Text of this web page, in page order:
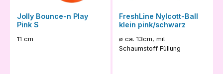
Jolly Bounce-n Play
Pink S
11 cm
FreshLine Nylcott-Ball
klein pink/schwarz
ø ca. 13cm, mit
Schaumstoff Füllung